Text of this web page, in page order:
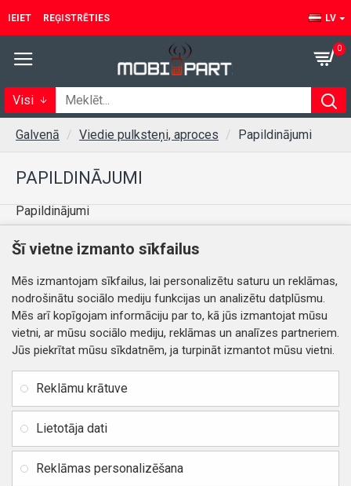
IEIET REĢISTRĒTIES LV
0
Visi
Galvenā Viedie pulksteņi, aproces Papildinājumi
PAPILDINĀJUMI
Papildinājumi
Šajā kategorijā nav preču.
TURPINĀT
Kontakti
Distances līgums
Privātuma politika
Preču un naudas atgriešana
Rekvizīti
Jur. adrese: Zasulauka iela
Reģ. Nr. 40103717618,
Šī vietne izmanto sīkfailus
Mēs izmantojam sīkfailus, lai personalizētu saturu un reklāmas,
nodrošinātu sociālo mediju funkcijas un analizētu datplūsmu.
Mēs arī kopīgojam informāciju par to, kā jūs izmantojat mūsu
vietni, ar mūsu sociālo mediju, reklāmas un analīzes partneriem.
Jūs piekrītat mūsu sīkdatnēm, ja turpināt izmantot mūsu vietni.
Reklāmu krātuve
Lietotāja dati
Reklāmas personalizēšana